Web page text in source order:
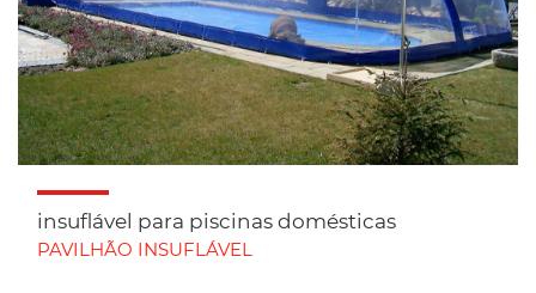
insuflável para piscinas domésticas
PAVILHÃO INSUFLÁVEL